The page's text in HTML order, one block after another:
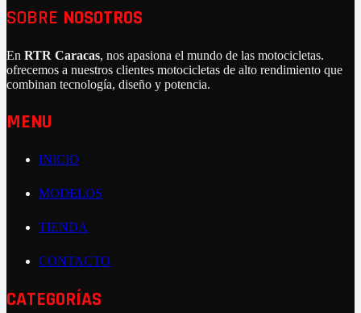
SOBRE NOSOTROS
En RTR Caracas, nos apasiona el mundo de las motocicletas.
ofrecemos a nuestros clientes motocicletas de alto rendimiento que
combinan tecnología, diseño y potencia.
MENU
INICIO
MODELOS
TIENDA
CONTACTO
CATEGORÍAS